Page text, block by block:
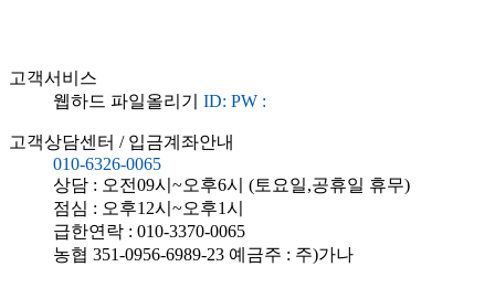
고객서비스
웹하드 파일올리기 ID: PW :
고객상담센터 / 입금계좌안내
010-6326-0065
상담 : 오전09시~오후6시 (토요일,공휴일 휴무)
점심 : 오후12시~오후1시
급한연락 : 010-3370-0065
농협 351-0956-6989-23 예금주 : 주)가나